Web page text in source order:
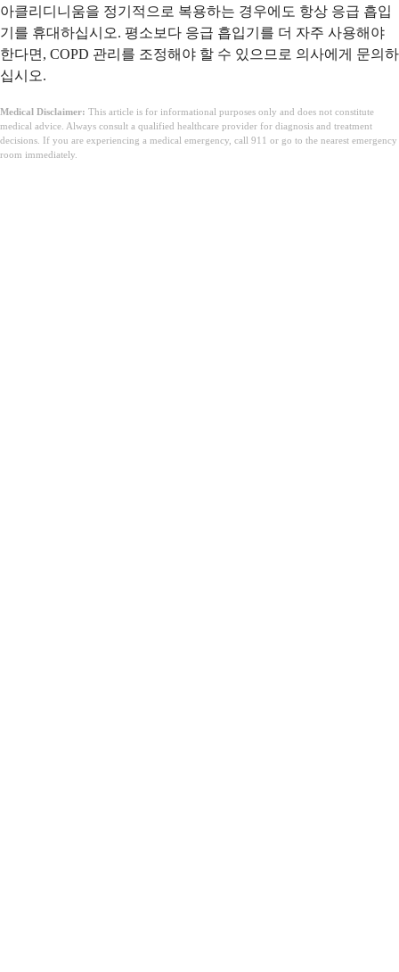
아클리디니움을 정기적으로 복용하는 경우에도 항상 응급 흡입
기를 휴대하십시오. 평소보다 응급 흡입기를 더 자주 사용해야
한다면, COPD 관리를 조정해야 할 수 있으므로 의사에게 문의하
십시오.
Medical Disclaimer: This article is for informational purposes only and does not constitute
medical advice. Always consult a qualified healthcare provider for diagnosis and treatment
decisions. If you are experiencing a medical emergency, call 911 or go to the nearest emergency
room immediately.